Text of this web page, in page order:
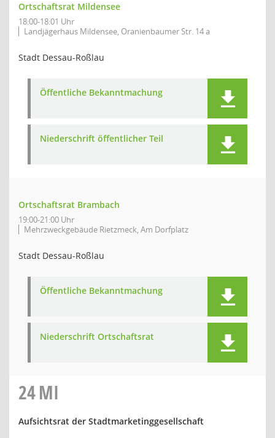
Ortschaftsrat Mildensee
18:00-18:01 Uhr
Landjägerhaus Mildensee, Oranienbaumer Str. 14 a
Stadt Dessau-Roßlau
Öffentliche Bekanntmachung
Niederschrift öffentlicher Teil
Ortschaftsrat Brambach
19:00-21:00 Uhr
Mehrzweckgebäude Rietzmeck, Am Dorfplatz
Stadt Dessau-Roßlau
Öffentliche Bekanntmachung
Niederschrift Ortschaftsrat
24MI
Aufsichtsrat der Stadtmarketinggesellschaft